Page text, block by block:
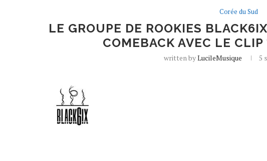
Corée du Sud
LE GROUPE DE ROOKIES
COMEBACK AVEC LE CLIP
written byLucileMusique 5